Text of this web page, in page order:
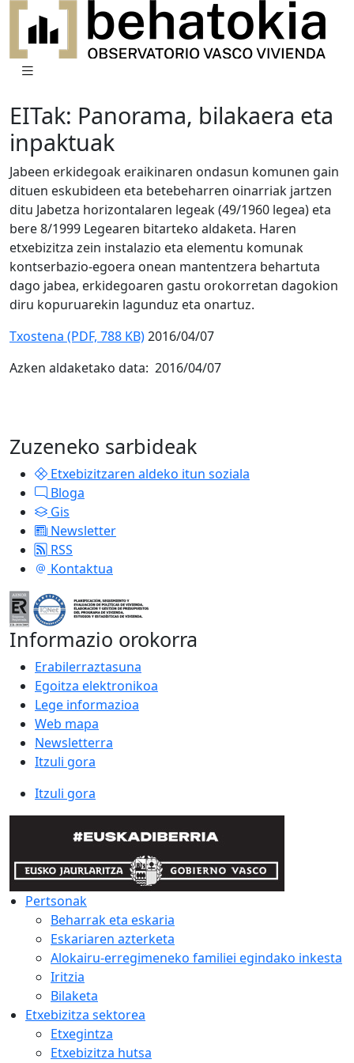
EITak: Panorama, bilakaera eta
inpaktuak
Jabeen erkidegoak eraikinaren ondasun komunen gain
dituen eskubideen eta betebeharren oinarriak jartzen
ditu Jabetza horizontalaren legeak (49/1960 legea) eta
bere 8/1999 Legearen bitarteko aldaketa. Haren
etxebizitza zein instalazio eta elementu komunak
kontserbazio-egoera onean mantentzera behartuta
dago jabea, erkidegoaren gastu orokorretan dagokion
diru kopuruarekin lagunduz eta onartuz.
Txostena (PDF, 788 KB)2016/04/07
Azken aldaketako data: 2016/04/07
Zuzeneko sarbideak
Etxebizitzaren aldeko itun soziala
Bloga
Gis
Newsletter
RSS
Kontaktua
Informazio orokorra
Erabilerraztasuna
Egoitza elektronikoa
Lege informazioa
Web mapa
Newsletterra
Itzuli gora
Itzuli gora
Pertsonak
Beharrak eta eskaria
Eskariaren azterketa
Alokairu-erregimeneko familiei egindako inkesta
Iritzia
Bilaketa
Etxebizitza sektorea
Etxegintza
Etxebizitza hutsa